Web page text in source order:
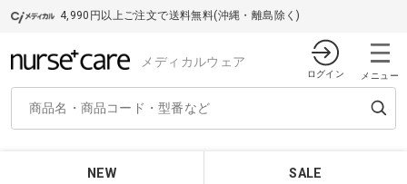
4,990円以上ご注文で送料無料(沖縄・離島除く)
メディカルウェア
ログイン メニュー
NEW SALE